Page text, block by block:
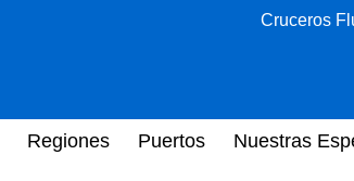
Cruceros
Regiones Puertos Nuestras